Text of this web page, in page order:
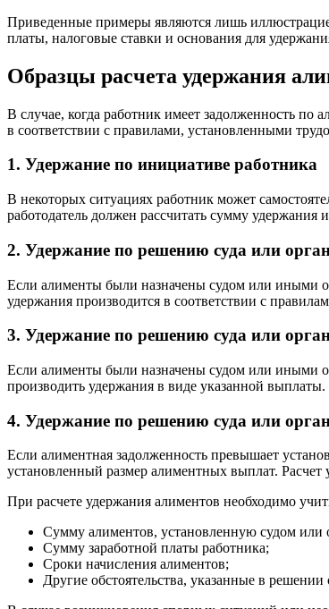
Приведенные примеры являются лишь
платы, налоговые ставки и основания для
Образцы расчета удержания
В случае, когда работник имеет задолженность по
в соответствии с правилами, установленными
1. Удержание по инициативе работника
В некоторых ситуациях работник может
работодатель должен рассчитать сумму удержания
2. Удержание по решению суда или
Если алименты были назначены судом или иными
удержания производится в соответствии с
3. Удержание по решению суда или
Если алименты были назначены судом или иными
производить удержания в виде указанной
4. Удержание по решению суда или
Если алиментная задолженность превышает
установленный размер алиментных выплат. Расчет
При расчете удержания алиментов необходимо
Сумму алиментов, установленную судом или
Сумму заработной платы работника;
Сроки начисления алиментов;
Другие обстоятельства, указанные в